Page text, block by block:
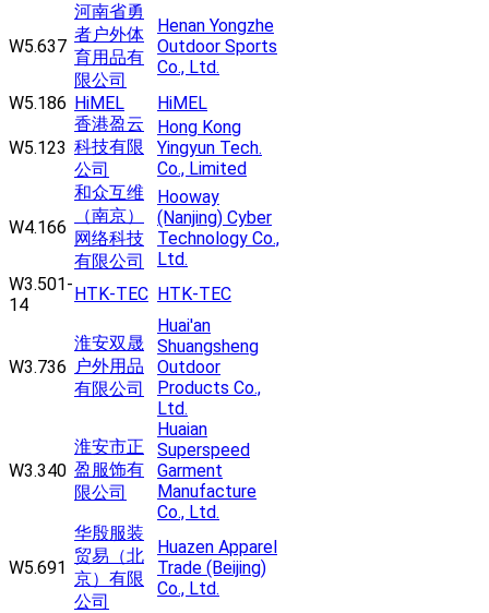
W5.637
河南省勇
者户外体
育用品有
限公司
Henan Yongzhe
Outdoor Sports
Co., Ltd.
W5.186 HiMEL HiMEL
W5.123
香港盈云
科技有限
公司
Hong Kong
Yingyun Tech.
Co., Limited
W4.166
和众互维
（南京）
网络科技
有限公司
Hooway
(Nanjing) Cyber
Technology Co.,
Ltd.
W3.501-
14
HTK-TEC HTK-TEC
W3.736
淮安双晟
户外用品
有限公司
Huai'an
Shuangsheng
Outdoor
Products Co.,
Ltd.
W3.340
淮安市正
盈服饰有
限公司
Huaian
Superspeed
Garment
Manufacture
Co., Ltd.
W5.691
华殷服装
贸易（北
京）有限
公司
Huazen Apparel
Trade (Beijing)
Co., Ltd.